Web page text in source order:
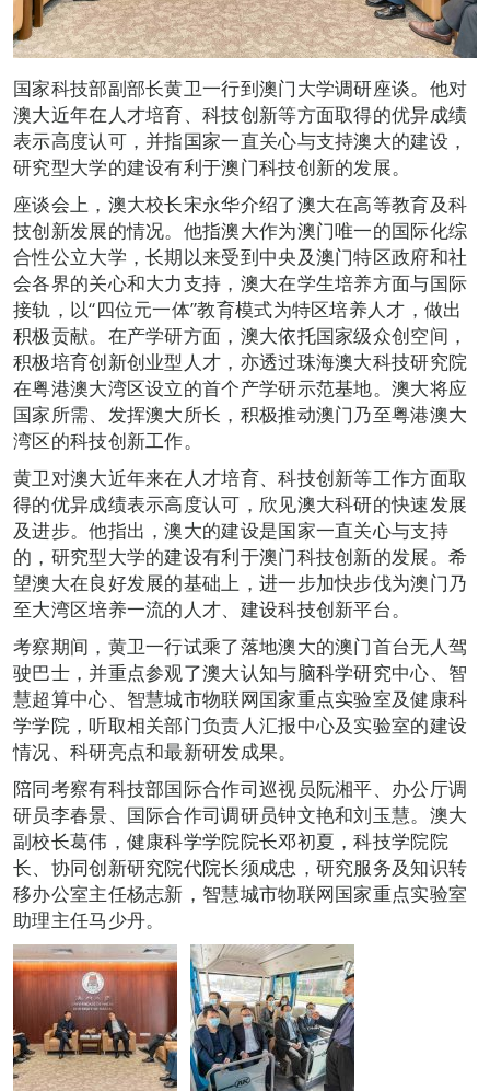
国家科技部副部长黄卫一行到澳门大学调研座谈。他对
澳大近年在人才培育、科技创新等方面取得的优异成绩
表示高度认可，并指国家一直关心与支持澳大的建设，
研究型大学的建设有利于澳门科技创新的发展。
座谈会上，澳大校长宋永华介绍了澳大在高等教育及科
技创新发展的情况。他指澳大作为澳门唯一的国际化综
合性公立大学，长期以来受到中央及澳门特区政府和社
会各界的关心和大力支持，澳大在学生培养方面与国际
接轨，以“四位元一体”教育模式为特区培养人才，做出
积极贡献。在产学研方面，澳大依托国家级众创空间，
积极培育创新创业型人才，亦透过珠海澳大科技研究院
在粤港澳大湾区设立的首个产学研示范基地。澳大将应
国家所需、发挥澳大所长，积极推动澳门乃至粤港澳大
湾区的科技创新工作。
黄卫对澳大近年来在人才培育、科技创新等工作方面取
得的优异成绩表示高度认可，欣见澳大科研的快速发展
及进步。他指出，澳大的建设是国家一直关心与支持
的，研究型大学的建设有利于澳门科技创新的发展。希
望澳大在良好发展的基础上，进一步加快步伐为澳门乃
至大湾区培养一流的人才、建设科技创新平台。
考察期间，黄卫一行试乘了落地澳大的澳门首台无人驾
驶巴士，并重点参观了澳大认知与脑科学研究中心、智
慧超算中心、智慧城市物联网国家重点实验室及健康科
学学院，听取相关部门负责人汇报中心及实验室的建设
情况、科研亮点和最新研发成果。
陪同考察有科技部国际合作司巡视员阮湘平、办公厅调
研员李春景、国际合作司调研员钟文艳和刘玉慧。澳大
副校长葛伟，健康科学学院院长邓初夏，科技学院院
长、协同创新研究院代院长须成忠，研究服务及知识转
移办公室主任杨志新，智慧城市物联网国家重点实验室
助理主任马少丹。